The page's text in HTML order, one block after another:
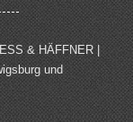
& HÄFFNER |
und